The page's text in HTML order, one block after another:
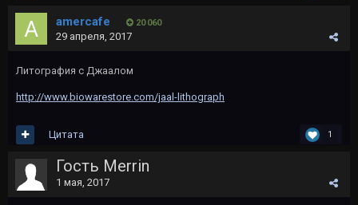
amercafe 20 060
29 апреля, 2017
Литография с Джаалом
http://www.biowarestore.com/jaal-lithograph
1
Цитата
Гость Merrin
1 мая, 2017